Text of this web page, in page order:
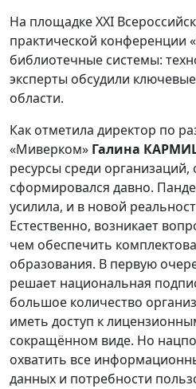
На площадке XXI
практической конференции
библиотечные системы:
эксперты обсудили
области.
Как отметила директор по
«Миверком» Галина
ресурсы среди организаций,
сформировался давно.
усилила, и в новой
Естественно, возникает
чем обеспечить
образования. В первую
решает национальная
большое количество
иметь доступ к
сокращённом виде. Но
охватить все
данных и потребности